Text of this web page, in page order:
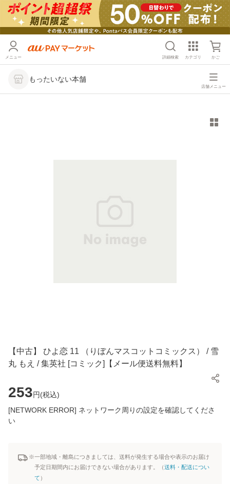
メニュー 詳細検索 カテゴリ かご
もったいない本舗
店舗メニュー
【中古】 ひよ恋 11 （りぼんマスコットコミックス） / 雪
丸 もえ / 集英社 [コミック]【メール便送料無料】
253円(税込)
[NETWORK ERROR] ネットワーク周りの設定を確認してくださ
い
※一部地域・離島につきましては、送料が発生する場合や表示のお届け
予定日期間内にお届けできない場合があります。（送料・配送につい
て ）